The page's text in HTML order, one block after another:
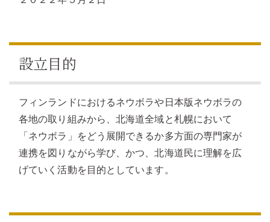
設立目的
フィンランドにおけるネウボラや日本版ネウボラの
各地の取り組みから、北海道全域と札幌において
「ネウボラ」をどう展開できるか多方面の専門家が
連携を図りながら学び、かつ、北海道民に理解を広
げていく活動を目的としています。